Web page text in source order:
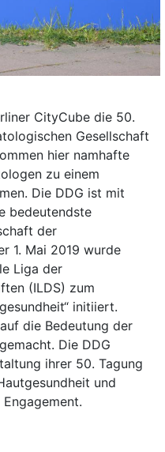
CityCube die 50.
Gesellschaft
hier namhafte
zu einem
Die DDG ist mit
bedeutendste
der
1. Mai 2019 wurde
Liga der
(ILDS) zum
initiiert.
die Bedeutung der
Die DDG
ihrer 50. Tagung
und